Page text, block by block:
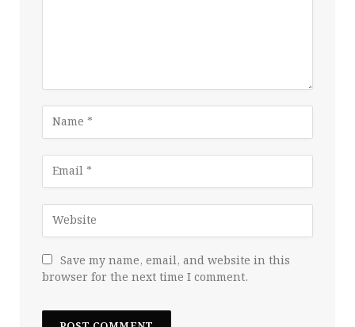
Save my name, email, and website in this
browser for the next time I comment.